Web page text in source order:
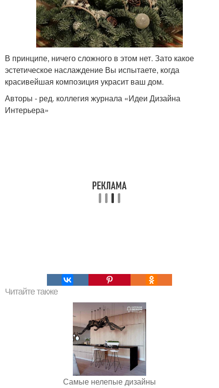
В принципе, ничего сложного в этом нет. Зато какое
эстетическое наслаждение Вы испытаете, когда
красивейшая композиция украсит ваш дом.
Авторы - ред. коллегия журнала «Идеи Дизайна
Интерьера»
Читайте также
Самые нелепые дизайны